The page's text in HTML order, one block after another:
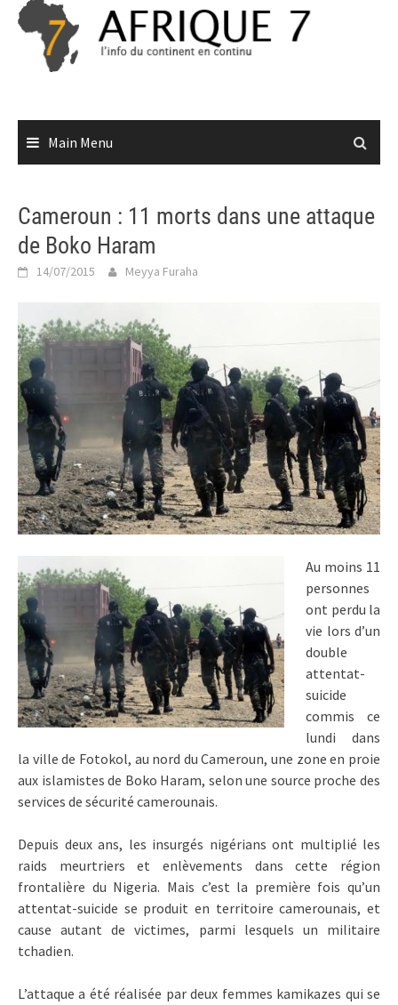
Skip
content
Main Menu
Cameroun : 11 morts dans une attaque
de Boko Haram
14/07/2015 Meyya Furaha
Au moins 11
personnes
ont perdu la
vie lors d’un
double
attentat-
suicide
commis ce
lundi dans
la ville de Fotokol, au nord du Cameroun, une zone en proie
aux islamistes de Boko Haram, selon une source proche des
services de sécurité camerounais.
Depuis deux ans, les insurgés nigérians ont multiplié les
raids meurtriers et enlèvements dans cette région
frontalière du Nigeria. Mais c’est la première fois qu’un
attentat-suicide se produit en territoire camerounais, et
cause autant de victimes, parmi lesquels un militaire
tchadien.
L’attaque a été réalisée par deux femmes kamikazes qui se